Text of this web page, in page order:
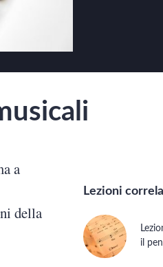
a
della
Lezioni
il